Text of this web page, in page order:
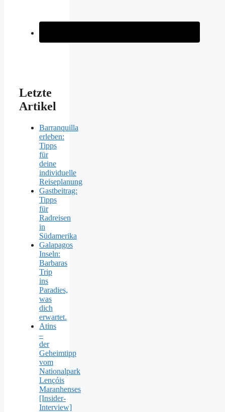
Letzte
Artikel
Barranquilla
erleben:
Tipps
für
deine
individuelle
Reiseplanung
Gastbeitrag:
Tipps
für
Radreisen
in
Südamerika
Galapagos
Inseln:
Barbaras
Trip
ins
Paradies,
was
dich
erwartet.
Atins
–
der
Geheimtipp
vom
Nationalpark
Lençóis
Maranhenses
[Insider-
Interview]